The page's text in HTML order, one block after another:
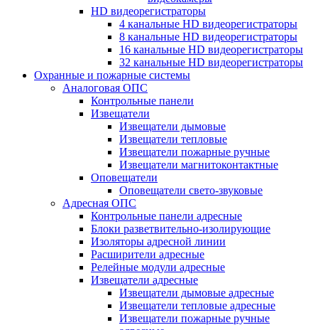
HD видеорегистраторы
4 канальные HD видеорегистраторы
8 канальные HD видеорегистраторы
16 канальные HD видеорегистраторы
32 канальные HD видеорегистраторы
Охранные и пожарные системы
Аналоговая ОПС
Контрольные панели
Извещатели
Извещатели дымовые
Извещатели тепловые
Извещатели пожарные ручные
Извещатели магнитоконтактные
Оповещатели
Оповещатели свето-звуковые
Адресная ОПС
Контрольные панели адресные
Блоки разветвительно-изолирующие
Изоляторы адресной линии
Расширители адресные
Релейные модули адресные
Извещатели адресные
Извещатели дымовые адресные
Извещатели тепловые адресные
Извещатели пожарные ручные